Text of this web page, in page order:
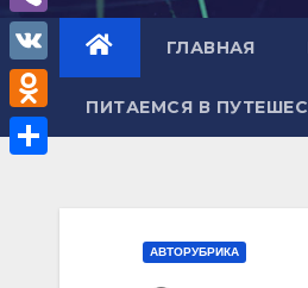
ГЛАВНАЯ
ПИТАЕМСЯ В
АВТОРУБРИКА
a
A
e
l
e
g
V
i
b
e
V
K
O